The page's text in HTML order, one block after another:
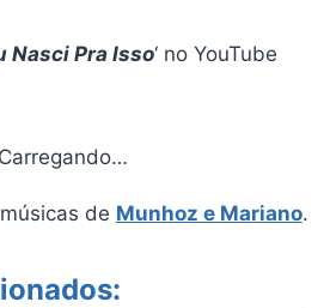
Nasci Pra Isso‘ no YouTube
Carregando…
de Munhoz e Mariano.